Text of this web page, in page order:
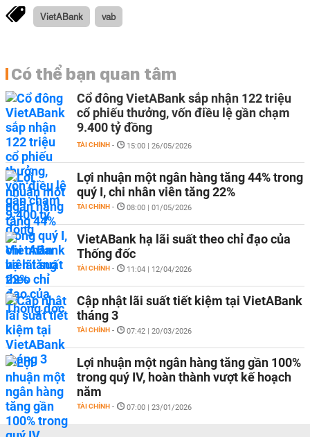
VietABank vab
Có thể bạn quan tâm
Cổ đông VietABank sắp nhận 122 triệu
cổ phiếu thưởng, vốn điều lệ gần chạm
9.400 tỷ đồng
TÀI CHÍNH - 15:00 | 26/05/2026
Lợi nhuận một ngân hàng tăng 44% trong
quý I, chi nhân viên tăng 22%
TÀI CHÍNH - 08:00 | 01/05/2026
VietABank hạ lãi suất theo chỉ đạo của
Thống đốc
TÀI CHÍNH - 11:04 | 12/04/2026
Cập nhật lãi suất tiết kiệm tại VietABank
tháng 3
TÀI CHÍNH - 07:42 | 20/03/2026
Lợi nhuận một ngân hàng tăng gần 100%
trong quý IV, hoàn thành vượt kế hoạch
năm
TÀI CHÍNH - 07:00 | 23/01/2026